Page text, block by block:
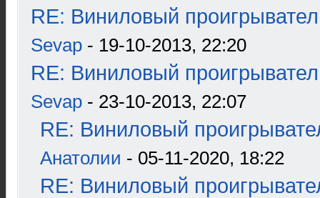
RE: Виниловый
Sevap - 19-10-2013, 22:20
RE: Виниловый
Sevap - 23-10-2013, 22:07
RE: Виниловый
Анатолии - 05-11-2020, 18:22
RE: Виниловый